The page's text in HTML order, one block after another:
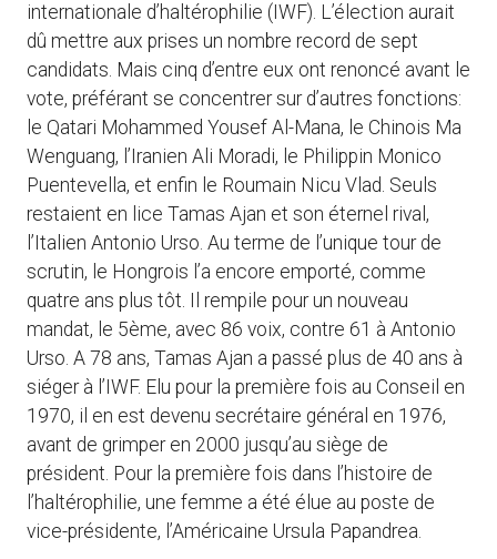
internationale d’haltérophilie (IWF). L’élection aurait
dû mettre aux prises un nombre record de sept
candidats. Mais cinq d’entre eux ont renoncé avant le
vote, préférant se concentrer sur d’autres fonctions:
le Qatari Mohammed Yousef Al-Mana, le Chinois Ma
Wenguang, l’Iranien Ali Moradi, le Philippin Monico
Puentevella, et enfin le Roumain Nicu Vlad. Seuls
restaient en lice Tamas Ajan et son éternel rival,
l’Italien Antonio Urso. Au terme de l’unique tour de
scrutin, le Hongrois l’a encore emporté, comme
quatre ans plus tôt. Il rempile pour un nouveau
mandat, le 5ème, avec 86 voix, contre 61 à Antonio
Urso. A 78 ans, Tamas Ajan a passé plus de 40 ans à
siéger à l’IWF. Elu pour la première fois au Conseil en
1970, il en est devenu secrétaire général en 1976,
avant de grimper en 2000 jusqu’au siège de
président. Pour la première fois dans l’histoire de
l’haltérophilie, une femme a été élue au poste de
vice-présidente, l’Américaine Ursula Papandrea.